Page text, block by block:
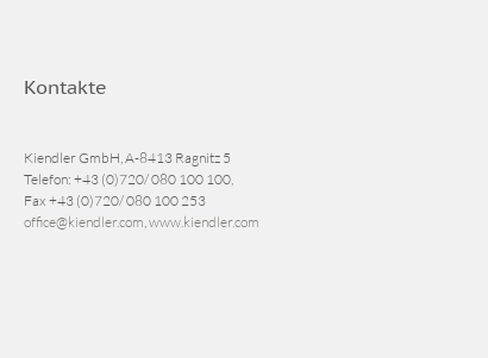
Kontakte
Kiendler GmbH, A-8413 Ragnitz 5
Telefon: +43 (0)720/ 080 100 100
Fax +43 (0)720/ 080 100 253
office@kiendler.com www.kiendler.com